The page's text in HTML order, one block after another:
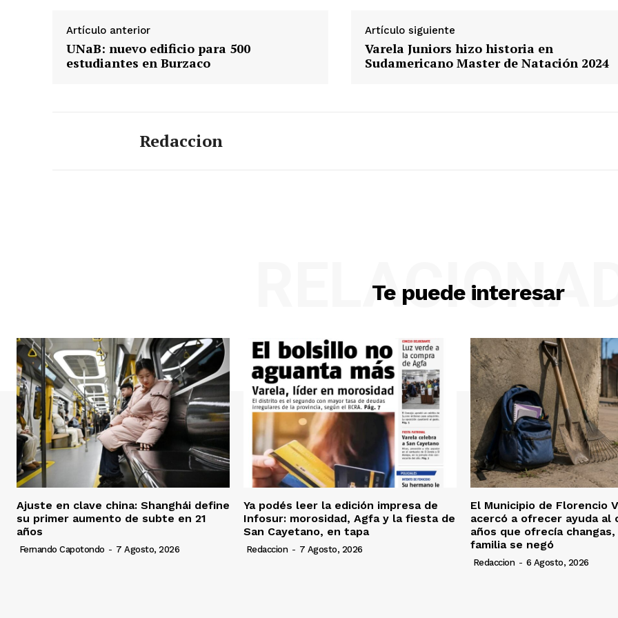
Artículo anterior
UNaB: nuevo edificio para 500
estudiantes en Burzaco
Artículo siguiente
Varela Juniors hizo historia en
Sudamericano Master de Natación 2024
Redaccion
Te puede interesar
Ajuste en clave china: Shanghái define
su primer aumento de subte en 21
años
Fernando Capotondo - 7 Agosto, 2026
Ya podés leer la edición impresa de
Infosur: morosidad, Agfa y la fiesta de
San Cayetano, en tapa
Redaccion - 7 Agosto, 2026
El Municipio de Florencio
acercó a ofrecer ayuda al
años que ofrecía
familia se negó
Redaccion - 6 Agosto, 2026